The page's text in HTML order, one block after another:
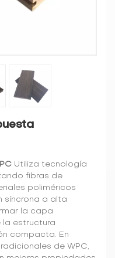
Utiliza tecnología
fibras de
poliméricos
síncrona a alta
la capa
la estructura
compacta. En
de WPC,